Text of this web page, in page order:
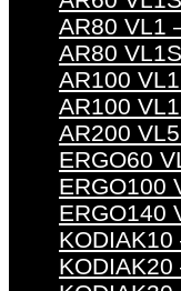
AR80 VL1
AR80
AR100
AR100
AR200
ERGO60
ERGO100
ERGO140